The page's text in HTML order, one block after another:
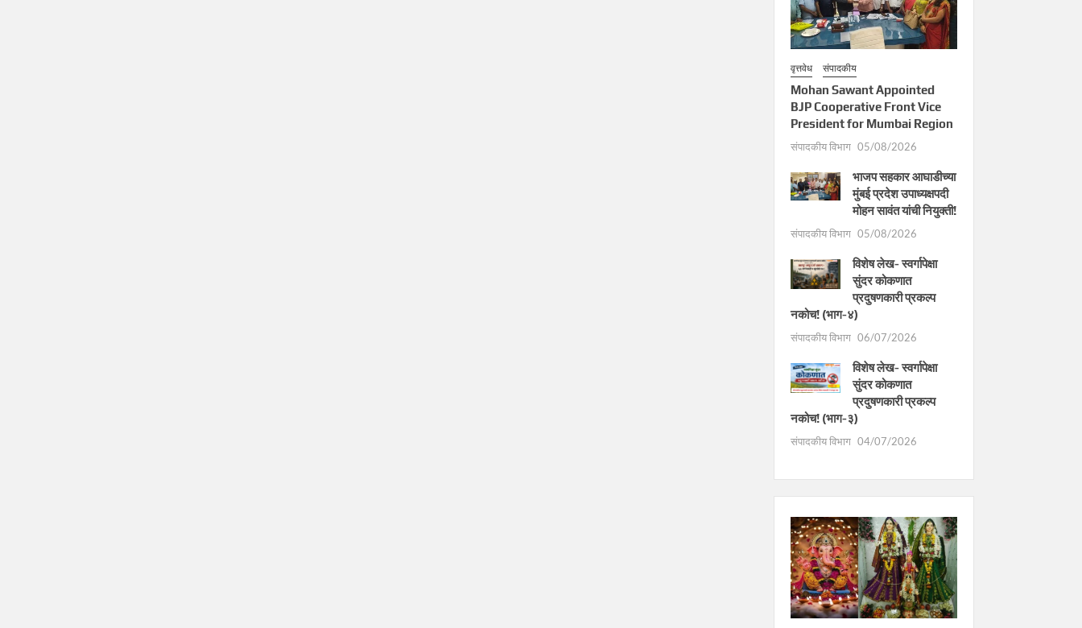
वृत्तवेध संपादकीय
Mohan Sawant Appointed
BJP Cooperative Front Vice
President for Mumbai Region
संपादकीय विभाग 05/08/2026
भाजप सहकार आघाडीच्या
मुंबई प्रदेश उपाध्यक्षपदी
मोहन सावंत यांची नियुक्ती!
संपादकीय विभाग 05/08/2026
विशेष लेख- स्वर्गापेक्षा
सुंदर कोकणात
प्रदुषणकारी प्रकल्प
नकोच! (भाग-४)
संपादकीय विभाग 06/07/2026
विशेष लेख- स्वर्गापेक्षा
सुंदर कोकणात
प्रदुषणकारी प्रकल्प
नकोच! (भाग-३)
संपादकीय विभाग 04/07/2026